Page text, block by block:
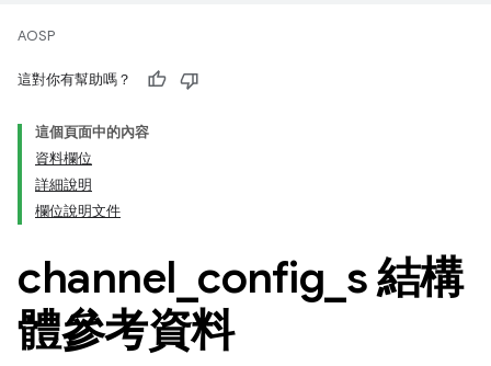
AOSP
這對你有幫助嗎？
這個頁面中的內容
資料欄位
詳細說明
欄位說明文件
channel config s 結構
體參考資料